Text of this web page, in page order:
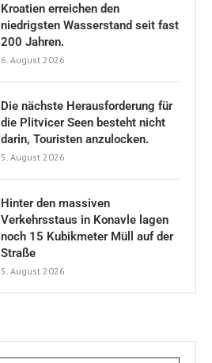
Kroatien erreichen den
niedrigsten Wasserstand seit fast
200 Jahren.
6. August 2026
Die nächste Herausforderung für
die Plitvicer Seen besteht nicht
darin, Touristen anzulocken.
5. August 2026
Hinter den massiven
Verkehrsstaus in Konavle lagen
noch 15 Kubikmeter Müll auf der
Straße
5. August 2026